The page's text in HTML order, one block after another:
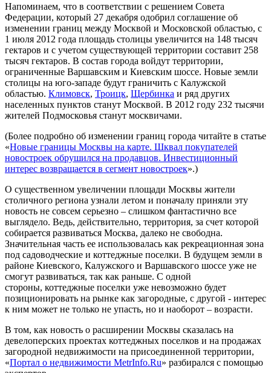
Напоминаем, что в соответствии с решением Совета
Федерации, который 27 декабря одобрил соглашение об
изменении границ между Москвой и Московской областью, с
1 июля 2012 года площадь столицы увеличится на 148 тысяч
гектаров и с учетом существующей территории составит 258
тысяч гектаров. В состав города войдут территории,
ограниченные Варшавским и Киевским шоссе. Новые земли
столицы на юго-западе будут граничить с Калужской
областью. Климовск, Троицк, Щербинка и ряд других
населенных пунктов станут Москвой. В 2012 году 232 тысячи
жителей Подмосковья станут москвичами.
(Более подробно об изменении границ города читайте в статье
«Новые границы Москвы на карте. Шквал покупателей
новостроек обрушился на продавцов. Инвестиционный
интерес возвращается в сегмент новостроек».)
О существенном увеличении площади Москвы жители
столичного региона узнали летом и поначалу приняли эту
новость не совсем серьезно – слишком фантастично все
выглядело. Ведь, действительно, территория, за счет которой
собирается развиваться Москва, далеко не свободна.
Значительная часть ее использовалась как рекреационная зона
под садоводческие и коттеджные поселки. В будущем земли в
районе Киевского, Калужского и Варшавского шоссе уже не
смогут развиваться, так как раньше. С одной
стороны, коттеджные поселки уже невозможно будет
позиционировать на рынке как загородные, с другой - интерес
к ним может не только не упасть, но и наоборот – возрасти.
В том, как новость о расширении Москвы сказалась на
девелоперских проектах коттеджных поселков и на продажах
загородной недвижимости на присоединенной территории,
«Портал о недвижимости MetrInfo.Ru» разбирался с помощью